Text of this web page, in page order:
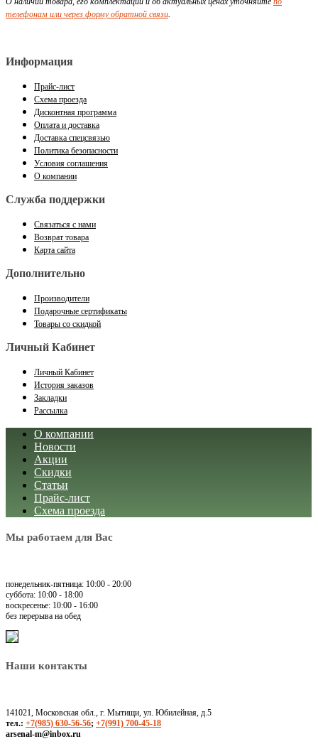
телефонам или через форму обратной связи.
Информация
Прайс-лист
Схема проезда
Дисконтная программа
Оплата и доставка
Доставка спецсвязью
Политика безопасности
Условия соглашения
О компании
Служба поддержки
Связаться с нами
Возврат товара
Карта сайта
Дополнительно
Производители
Подарочные сертификаты
Товары со скидкой
Личный Кабинет
Личный Кабинет
История заказов
Закладки
Рассылка
О компании
Новости
Акции
Скидки
Статьи
Прайс-лист
Схема проезда
Мы работаем для Вас
понедельник-пятница: 10:00 - 20:00
суббота: 10:00 - 18:00
воскресенье: 10:00 - 16:00
без перерыва на обед
Наши контакты
141021, Московская обл., г. Мытищи, ул. Юбилейная, д.5
тел.: +7(985) 630-56-56; +7(991) 700-45-18
arsenal-m@inbox.ru